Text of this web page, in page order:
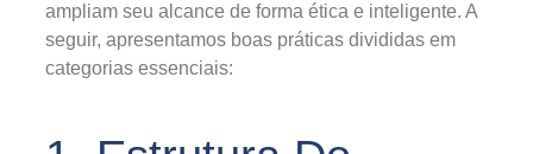
ampliam seu alcance de forma ética e inteligente. A
seguir, apresentamos boas práticas divididas em
categorias essenciais: